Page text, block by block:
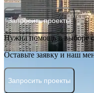
Запросить проекты
Нужна помощь в выборе
Оставьте заявку и наш
Запросить проекты